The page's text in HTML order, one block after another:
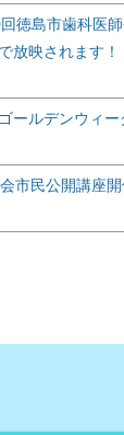
徳島市歯科医
放映されます！
ールデンウィ
市民公開講座